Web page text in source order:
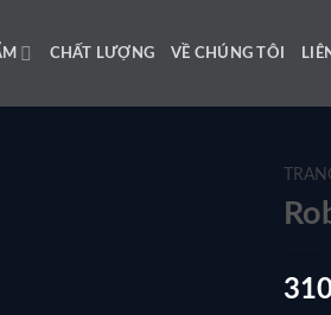
CHẤT LƯỢNG VỀ CHÚNG TÔI